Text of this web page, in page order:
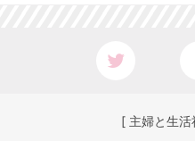
[ 主婦と生